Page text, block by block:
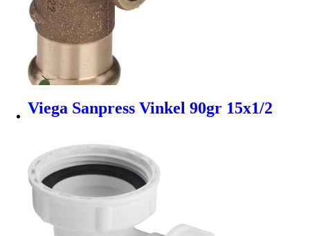
Viega Sanpress Vinkel 90gr 15x1/2